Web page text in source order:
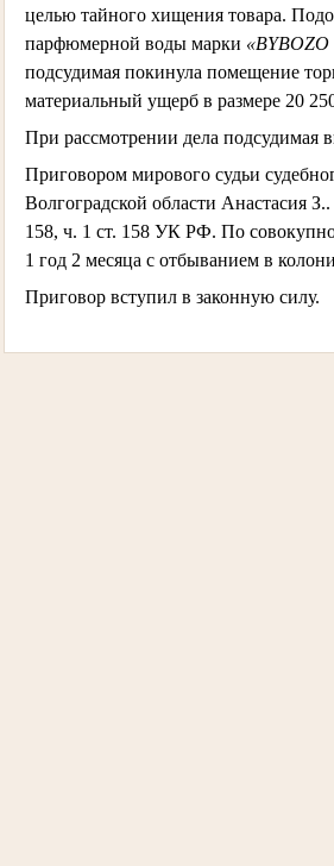
целью тайного хищения товара.
парфюмерной воды марки «BYBOZO
подсудимая покинула помещение
материальный ущерб в размере 20
При рассмотрении дела подсудимая
Приговором мирового судьи
Волгоградской области Анастасия
158, ч. 1 ст. 158 УК РФ. По
1 год 2 месяца с отбыванием в
Приговор вступил в законную силу.